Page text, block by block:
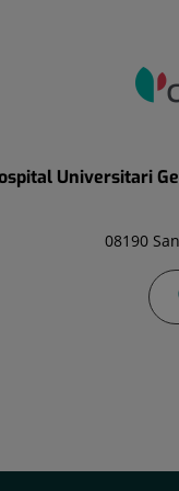
Universitari
08190